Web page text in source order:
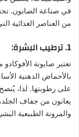
في صناعة الصابون.
من العناصر الغذائية
1. ترطيب البشرة:
تعتبر صابونة
بالأحماض الدهنية
على رطوبتها. لذا،
يعانون من جفاف
والمرونة الطبيعية البشرة.2. خصائص مضادة